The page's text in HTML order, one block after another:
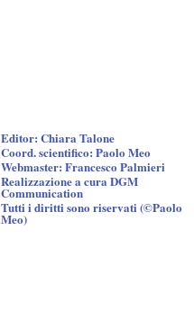
Editor: Chiara Talone
Coord. scientifico: Paolo Meo
Webmaster: Francesco Palmieri
Realizzazione a cura DGM
Communication
Tutti i diritti sono riservati (©Paolo
Meo)